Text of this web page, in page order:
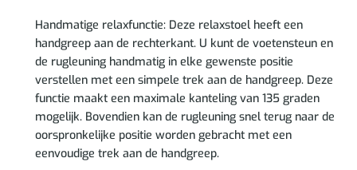
Handmatige relaxfunctie: Deze relaxstoel heeft een
handgreep aan de rechterkant. U kunt de voetensteun en
de rugleuning handmatig in elke gewenste positie
verstellen met een simpele trek aan de handgreep. Deze
functie maakt een maximale kanteling van 135 graden
mogelijk. Bovendien kan de rugleuning snel terug naar de
oorspronkelijke positie worden gebracht met een
eenvoudige trek aan de handgreep.